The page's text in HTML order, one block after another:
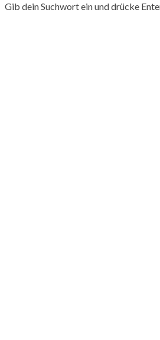
Gib dein Suchwort ein und drücke